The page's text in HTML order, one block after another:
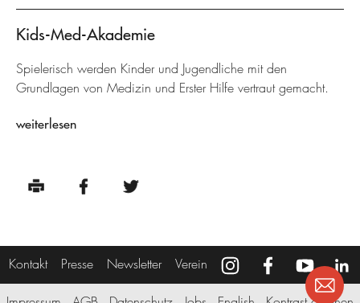
Kids-Med-Akademie
Spielerisch werden Kinder und Jugendliche mit den
Grundlagen von Medizin und Erster Hilfe vertraut gemacht.
weiterlesen
Kontakt Presse Newsletter Verein